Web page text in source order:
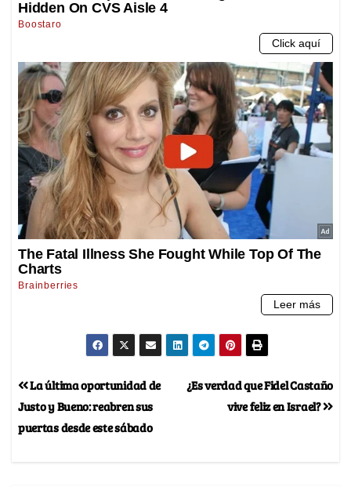
¿Es verdad que Fidel Castaño
vive feliz en Israel?
La última oportunidad de
Justo y Bueno: reabren sus
puertas desde este sábado